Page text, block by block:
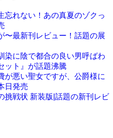
忘れない！あの真夏のゾクっ
〜最新刊レビュー！話題の展
染に陰で都合の良い男呼ばわ
ット』が話題沸騰
が悪い聖女ですが、公爵様に
日発売
挑戦状 新装版|話題の新刊レビ